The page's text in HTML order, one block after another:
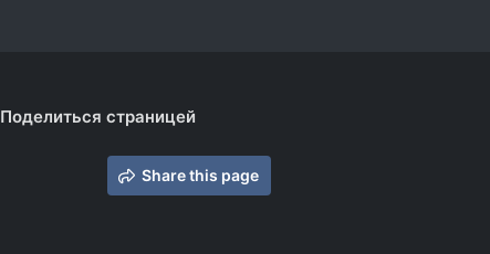
Поделиться страницей
Share this page